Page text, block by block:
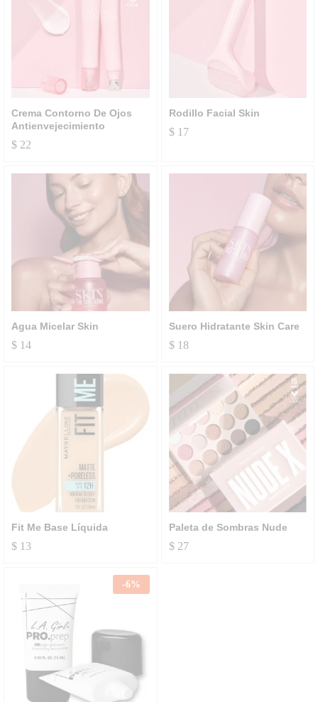
Crema Contorno De Ojos
Antienvejecimiento
$ 22
Rodillo Facial Skin
$17
Agua Micelar Skin
$ 14
Suero Hidratante Skin Care
$18
Fit Me Base Líquida
$ 13
Paleta de Sombras Nude
$27
-6%